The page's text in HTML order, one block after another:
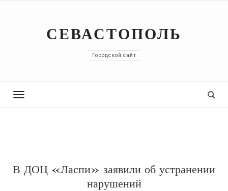
СЕВАСТОПОЛЬ
Городской сайт
Toggle
В ДОЦ «Ласпи» заявили об устранении
нарушений